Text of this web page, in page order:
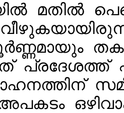
മതിൽ
പ്രദേശത്ത്